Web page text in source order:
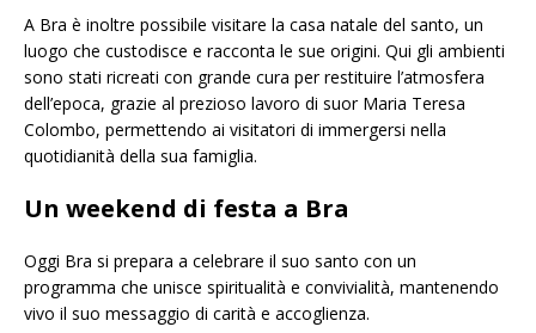
A Bra è inoltre possibile visitare la casa natale del santo, un
luogo che custodisce e racconta le sue origini. Qui gli ambienti
sono stati ricreati con grande cura per restituire l’atmosfera
dell’epoca, grazie al prezioso lavoro di suor Maria Teresa
Colombo, permettendo ai visitatori di immergersi nella
quotidianità della sua famiglia.
Un weekend di festa a Bra
Oggi Bra si prepara a celebrare il suo santo con un
programma che unisce spiritualità e convivialità, mantenendo
vivo il suo messaggio di carità e accoglienza.